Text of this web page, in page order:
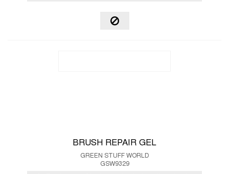
BRUSH REPAIR GEL
GREEN STUFF WORLD
GSW9329